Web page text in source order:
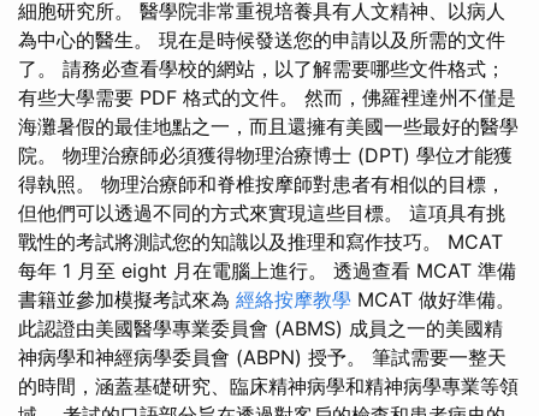
細胞研究所。 醫學院非常重視培養具有人文精神、以病人
為中心的醫生。 現在是時候發送您的申請以及所需的文件
了。 請務必查看學校的網站，以了解需要哪些文件格式；
有些大學需要 PDF 格式的文件。 然而，佛羅裡達州不僅是
海灘暑假的最佳地點之一，而且還擁有美國一些最好的醫學
院。 物理治療師必須獲得物理治療博士 (DPT) 學位才能獲
得執照。 物理治療師和脊椎按摩師對患者有相似的目標，
但他們可以透過不同的方式來實現這些目標。 這項具有挑
戰性的考試將測試您的知識以及推理和寫作技巧。 MCAT
每年 1 月至 eight 月在電腦上進行。 透過查看 MCAT 準備
書籍並參加模擬考試來為 經絡按摩教學 MCAT 做好準備。
此認證由美國醫學專業委員會 (ABMS) 成員之一的美國精
神病學和神經病學委員會 (ABPN) 授予。 筆試需要一整天
的時間，涵蓋基礎研究、臨床精神病學和精神病學專業等領